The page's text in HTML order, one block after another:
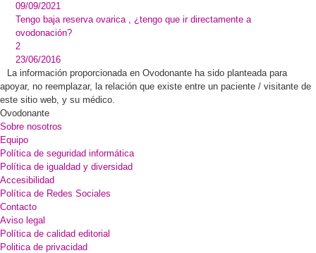
09/09/2021
Tengo baja reserva ovarica , ¿tengo que ir directamente a
ovodonación?
2
23/06/2016
La información proporcionada en Ovodonante ha sido planteada para
apoyar, no reemplazar, la relación que existe entre un paciente / visitante de
este sitio web, y su médico.
Ovodonante
Sobre nosotros
Equipo
Política de seguridad informática
Política de igualdad y diversidad
Accesibilidad
Política de Redes Sociales
Contacto
Aviso legal
Política de calidad editorial
Politica de privacidad